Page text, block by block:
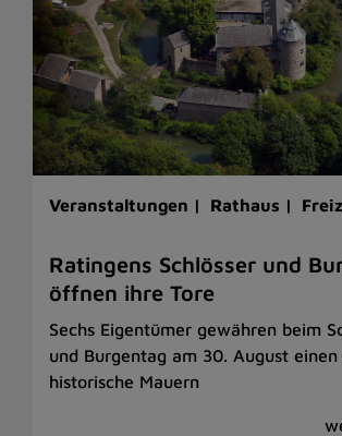
Veranstaltungen | Rathaus |
Ratingens Schlösser und
öffnen ihre Tore
Sechs Eigentümer gewähren beim
und Burgentag am 30. August
historische Mauern